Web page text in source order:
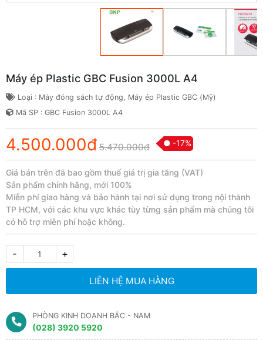
Máy ép Plastic GBC Fusion 3000L A4
Loại : Máy đóng sách tự động, Máy ép Plastic GBC (Mỹ)
Mã SP : GBC Fusion 3000L A4
4.500.000đ 5.470.000đ -17%
Giá bán trên đã bao gồm thuế giá trị gia tăng (VAT)
Sản phẩm chính hãng, mới 100%
Miễn phí giao hàng và bảo hành tại nơi sử dụng trong nội thành
TP HCM, với các khu vực khác tùy từng sản phẩm mà chúng tôi
có hỗ trợ miễn phí hoặc không.
- +
LIÊN HỆ MUA HÀNG
PHÒNG KINH DOANH BẮC - NAM
(028) 3920 5920